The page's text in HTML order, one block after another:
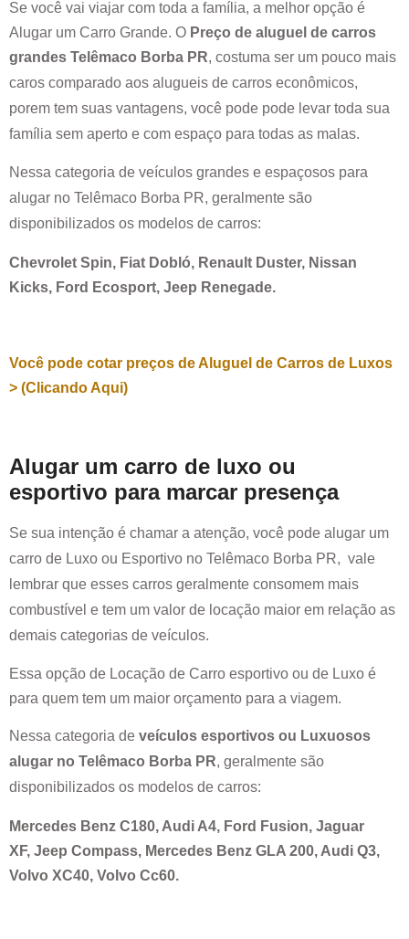
Se você vai viajar com toda a família, a melhor opção é
Alugar um Carro Grande. O Preço de aluguel de carros
grandes Telêmaco Borba PR, costuma ser um pouco mais
caros comparado aos alugueis de carros econômicos,
porem tem suas vantagens, você pode pode levar toda sua
família sem aperto e com espaço para todas as malas.
Nessa categoria de veículos grandes e espaçosos para
alugar no Telêmaco Borba PR, geralmente são
disponibilizados os modelos de carros:
Chevrolet Spin, Fiat Dobló, Renault Duster, Nissan
Kicks, Ford Ecosport, Jeep Renegade.
Você pode cotar preços de Aluguel de Carros de Luxos
> (Clicando Aqui)
Alugar um carro de luxo ou
esportivo para marcar presença
Se sua intenção é chamar a atenção, você pode alugar um
carro de Luxo ou Esportivo no Telêmaco Borba PR, vale
lembrar que esses carros geralmente consomem mais
combustível e tem um valor de locação maior em relação as
demais categorias de veículos.
Essa opção de Locação de Carro esportivo ou de Luxo é
para quem tem um maior orçamento para a viagem.
Nessa categoria de veículos esportivos ou Luxuosos
alugar no Telêmaco Borba PR, geralmente são
disponibilizados os modelos de carros:
Mercedes Benz C180, Audi A4, Ford Fusion, Jaguar
XF, Jeep Compass, Mercedes Benz GLA 200, Audi Q3,
Volvo XC40, Volvo Cc60.